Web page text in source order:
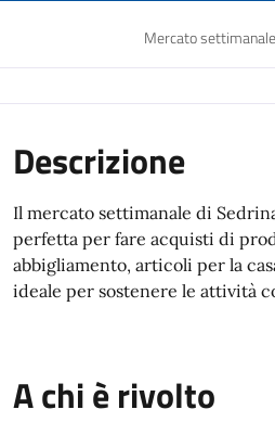
Mercato
Descrizione
Il mercato settimanale di
perfetta per fare acquisti di
abbigliamento, articoli per la
ideale per sostenere le attività
A chi è rivolto